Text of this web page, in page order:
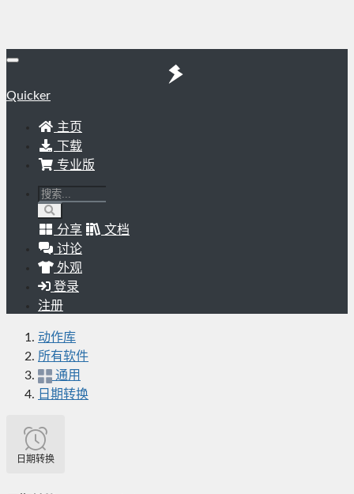
Quicker
主页
下载
专业版
分享
文档
讨论
外观
登录
注册
动作库
所有软件
通用
日期转换
日期转换